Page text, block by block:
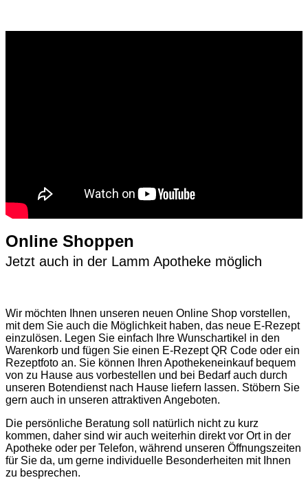
Online Shoppen
Jetzt auch in der Lamm Apotheke möglich
Wir möchten Ihnen unseren neuen Online Shop vorstellen,
mit dem Sie auch die Möglichkeit haben, das neue E-Rezept
einzulösen. Legen Sie einfach Ihre Wunschartikel in den
Warenkorb und fügen Sie einen E-Rezept QR Code oder ein
Rezeptfoto an. Sie können Ihren Apothekeneinkauf bequem
von zu Hause aus vorbestellen und bei Bedarf auch durch
unseren Botendienst nach Hause liefern lassen. Stöbern Sie
gern auch in unseren attraktiven Angeboten.
Die persönliche Beratung soll natürlich nicht zu kurz
kommen, daher sind wir auch weiterhin direkt vor Ort in der
Apotheke oder per Telefon, während unseren Öffnungszeiten
für Sie da, um gerne individuelle Besonderheiten mit Ihnen
zu besprechen.